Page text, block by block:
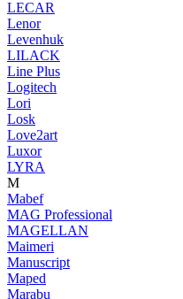
LECAR
Lenor
Levenhuk
LILACK
Line Plus
Logitech
Lori
Losk
Love2art
Luxor
LYRA
M
Mabef
MAG Professional
MAGELLAN
Maimeri
Manuscript
Maped
Marabu